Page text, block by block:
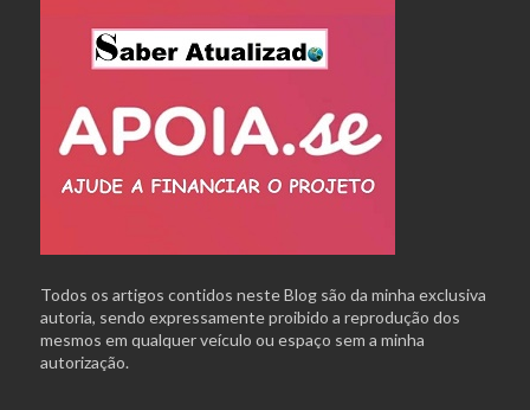
Todos os artigos contidos neste Blog são da minha exclusiva
autoria, sendo expressamente proibido a reprodução dos
mesmos em qualquer veículo ou espaço sem a minha
autorização.